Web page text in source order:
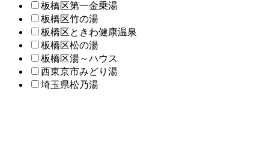
板橋区第一金乗湯
板橋区竹の湯
板橋区ときわ健康温泉
板橋区松の湯
板橋区湯～ハウス
西東京市みどり湯
埼玉県松乃湯